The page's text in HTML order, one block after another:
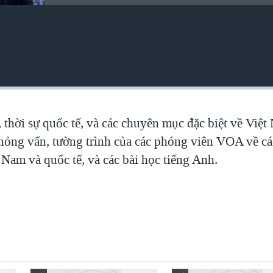
sự quốc tế, và các chuyên mục đặc biệt về Việt
vấn, tường trình của các phóng viên VOA về
và quốc tế, và các bài học tiếng Anh.